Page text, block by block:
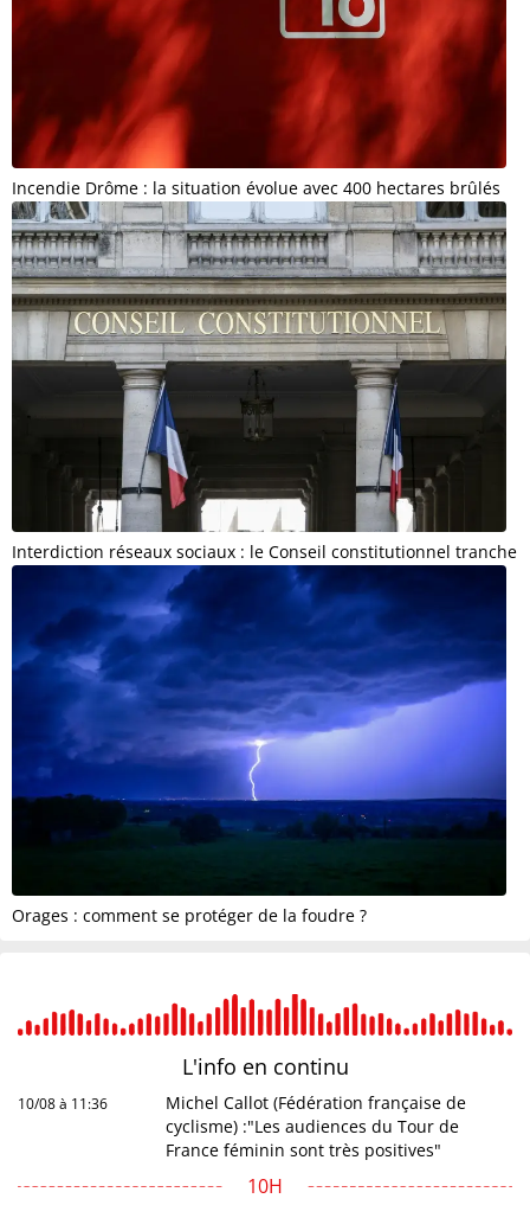
Incendie Drôme : la situation évolue avec 400 hectares brûlés
Interdiction réseaux sociaux : le Conseil constitutionnel tranche
Orages : comment se protéger de la foudre ?
L'info en continu
10/08 à 11:36
Michel Callot (Fédération française de
cyclisme) :"Les audiences du Tour de
France féminin sont très positives"
10H